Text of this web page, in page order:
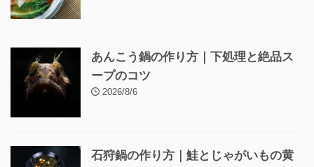
あんこう鍋の作り方｜下処理と絶品ス
ープのコツ
2026/8/6
石狩鍋の作り方｜鮭とじゃがいもの黄